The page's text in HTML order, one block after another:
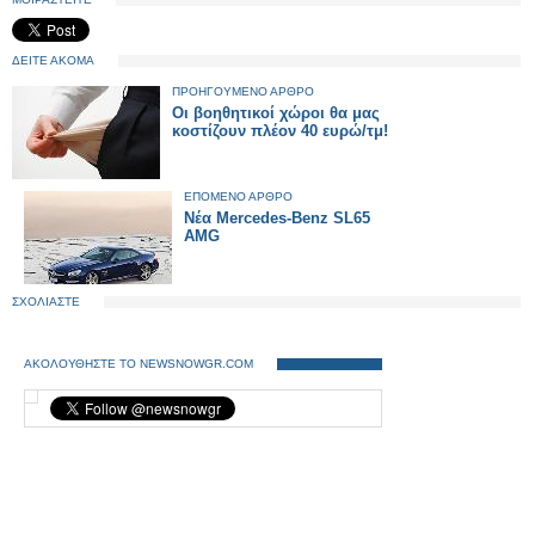
ΔΕΙΤΕ ΑΚΟΜΑ
ΠΡΟΗΓΟΥΜΕΝΟ ΑΡΘΡΟ
Οι βοηθητικοί χώροι θα μας
κοστίζουν πλέον 40 ευρώ/τμ!
ΕΠΟΜΕΝΟ ΑΡΘΡΟ
Νέα Mercedes-Benz SL65
AMG
ΣΧΟΛΙΑΣΤΕ
ΑΚΟΛΟΥΘΗΣΤΕ ΤΟ NEWSNOWGR.COM